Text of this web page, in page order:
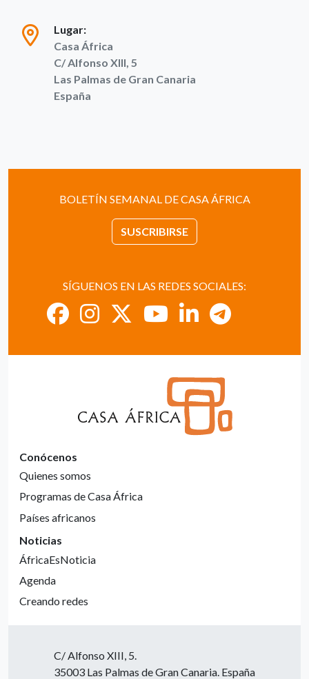
Lugar:
Casa África
C/ Alfonso XIII, 5
Las Palmas de Gran Canaria
España
BOLETÍN SEMANAL DE CASA ÁFRICA
SUSCRIBIRSE
SÍGUENOS EN LAS REDES SOCIALES:
Conócenos
Quienes somos
Programas de Casa África
Países africanos
Noticias
ÁfricaEsNoticia
Agenda
Creando redes
C/ Alfonso XIII, 5.
35003 Las Palmas de Gran Canaria. España